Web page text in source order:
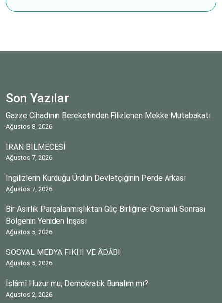
Son Yazılar
Gazze Cihadının Bereketinden Filizlenen Mekke Mutabakatı
Ağustos 8, 2026
İRAN BİLMECESİ
Ağustos 7, 2026
İngilizlerin Kurduğu Ürdün Devletçiğinin Perde Arkası
Ağustos 7, 2026
Bir Asırlık Parçalanmışlıktan Güç Birliğine: Osmanlı Sonrası
Bölgenin Yeniden İnşası
Ağustos 5, 2026
SOSYAL MEDYA FIKHI VE ÂDÂBI
Ağustos 5, 2026
İslâmî Huzur mu, Demokratik Bunalım mı?
Ağustos 2, 2026